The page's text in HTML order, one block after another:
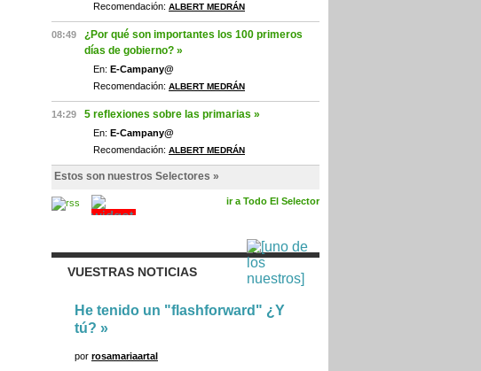
Recomendación: ALBERT MEDRÁN
08:49
¿Por qué son importantes los 100 primeros
días de gobierno? »
En: E-Campany@
Recomendación: ALBERT MEDRÁN
14:29 5 reflexiones sobre las primarias »
En: E-Campany@
Recomendación: ALBERT MEDRÁN
Estos son nuestros Selectores »
ir a Todo El Selector
VUESTRAS NOTICIAS
He tenido un "flashforward" ¿Y
tú? »
por rosamariaartal